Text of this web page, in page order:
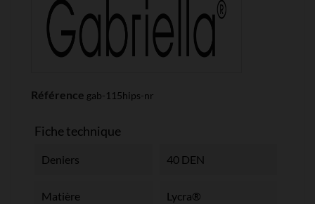
Référence gab-115hips-nr
Fiche technique
Deniers 40 DEN
Matière Lycra®